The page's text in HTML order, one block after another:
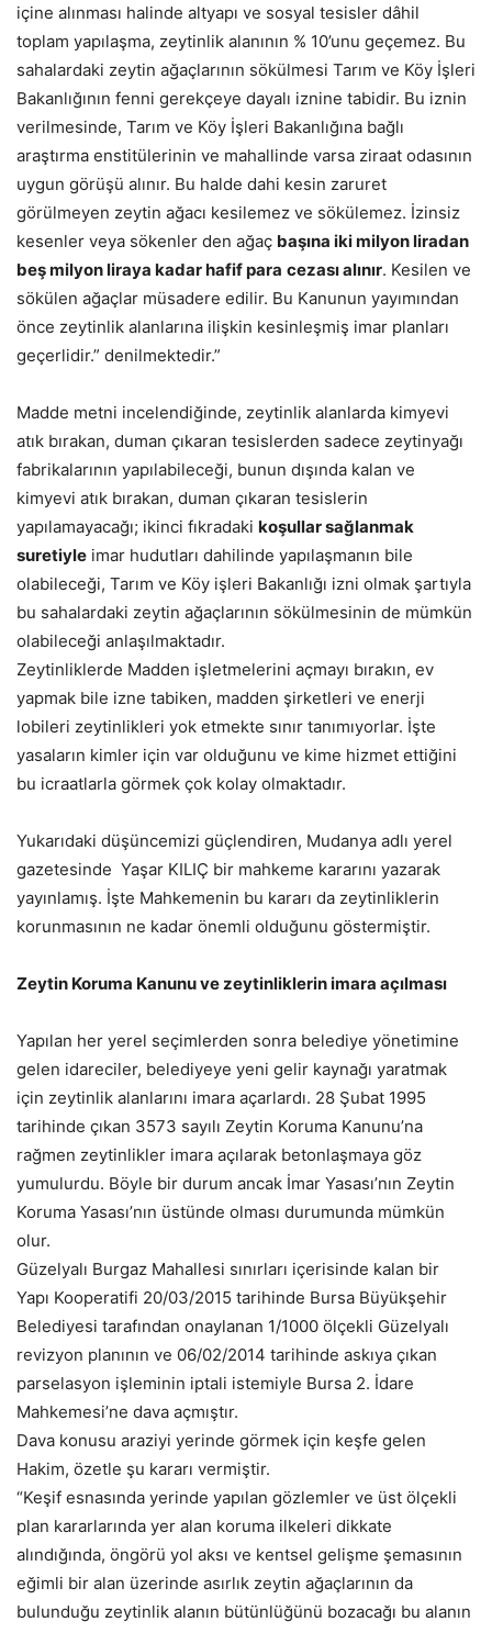
içine alınması halinde altyapı ve sosyal tesisler dâhil
toplam yapılaşma, zeytinlik alanının % 10’unu geçemez. Bu
sahalardaki zeytin ağaçlarının sökülmesi Tarım ve Köy İşleri
Bakanlığının fenni gerekçeye dayalı iznine tabidir. Bu iznin
verilmesinde, Tarım ve Köy İşleri Bakanlığına bağlı
araştırma enstitülerinin ve mahallinde varsa ziraat odasının
uygun görüşü alınır. Bu halde dahi kesin zaruret
görülmeyen zeytin ağacı kesilemez ve sökülemez. İzinsiz
kesenler veya sökenler den ağaç başına iki milyon liradan
beş milyon liraya kadar hafif para cezası alınır. Kesilen ve
sökülen ağaçlar müsadere edilir. Bu Kanunun yayımından
önce zeytinlik alanlarına ilişkin kesinleşmiş imar planları
geçerlidir.” denilmektedir.”
Madde metni incelendiğinde, zeytinlik alanlarda kimyevi
atık bırakan, duman çıkaran tesislerden sadece zeytinyağı
fabrikalarının yapılabileceği, bunun dışında kalan ve
kimyevi atık bırakan, duman çıkaran tesislerin
yapılamayacağı; ikinci fıkradaki koşullar sağlanmak
suretiyle imar hudutları dahilinde yapılaşmanın bile
olabileceği, Tarım ve Köy işleri Bakanlığı izni olmak şartıyla
bu sahalardaki zeytin ağaçlarının sökülmesinin de mümkün
olabileceği anlaşılmaktadır.
Zeytinliklerde Madden işletmelerini açmayı bırakın, ev
yapmak bile izne tabiken, madden şirketleri ve enerji
lobileri zeytinlikleri yok etmekte sınır tanımıyorlar. İşte
yasaların kimler için var olduğunu ve kime hizmet ettiğini
bu icraatlarla görmek çok kolay olmaktadır.
Yukarıdaki düşüncemizi güçlendiren, Mudanya adlı yerel
gazetesinde Yaşar KILIÇ bir mahkeme kararını yazarak
yayınlamış. İşte Mahkemenin bu kararı da zeytinliklerin
korunmasının ne kadar önemli olduğunu göstermiştir.
Zeytin Koruma Kanunu ve zeytinliklerin imara açılması
Yapılan her yerel seçimlerden sonra belediye yönetimine
gelen idareciler, belediyeye yeni gelir kaynağı yaratmak
için zeytinlik alanlarını imara açarlardı. 28 Şubat 1995
tarihinde çıkan 3573 sayılı Zeytin Koruma Kanunu’na
rağmen zeytinlikler imara açılarak betonlaşmaya göz
yumulurdu. Böyle bir durum ancak İmar Yasası’nın Zeytin
Koruma Yasası’nın üstünde olması durumunda mümkün
olur.
Güzelyalı Burgaz Mahallesi sınırları içerisinde kalan bir
Yapı Kooperatifi 20/03/2015 tarihinde Bursa Büyükşehir
Belediyesi tarafından onaylanan 1/1000 ölçekli Güzelyalı
revizyon planının ve 06/02/2014 tarihinde askıya çıkan
parselasyon işleminin iptali istemiyle Bursa 2. İdare
Mahkemesi’ne dava açmıştır.
Dava konusu araziyi yerinde görmek için keşfe gelen
Hakim, özetle şu kararı vermiştir.
“Keşif esnasında yerinde yapılan gözlemler ve üst ölçekli
plan kararlarında yer alan koruma ilkeleri dikkate
alındığında, öngörü yol aksı ve kentsel gelişme şemasının
eğimli bir alan üzerinde asırlık zeytin ağaçlarının da
bulunduğu zeytinlik alanın bütünlüğünü bozacağı bu alanın